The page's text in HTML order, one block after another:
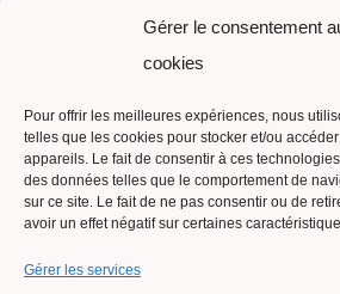
Gérer le consentement
cookies
Pour offrir les meilleures expériences, nous
telles que les cookies pour stocker et/ou
appareils. Le fait de consentir à ces
des données telles que le comportement de
sur ce site. Le fait de ne pas consentir ou de
avoir un effet négatif sur certaines
Gérer les services
Suivi de commande
Contact